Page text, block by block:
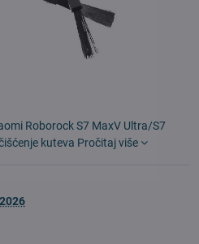
Roborock S7 MaxV Ultra/S7
kuteva Pročitaj više